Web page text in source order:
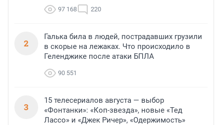
97 168 220
2
Галька била в людей, пострадавших грузили
в скорые на лежаках. Что происходило в
Геленджике после атаки БПЛА
90 551
3
15 телесериалов августа — выбор
«Фонтанки»: «Коп-звезда», новые «Тед
Лассо» и «Джек Ричер», «Одержимость»